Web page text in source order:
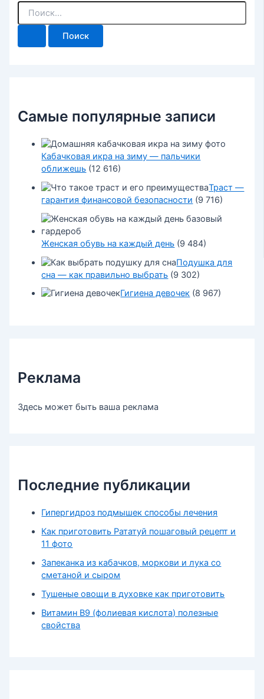
П
и
Самые популярные записи
Кабачковая икра на зиму — пальчики
оближешь (12 616)
Траст —
гарантия финансовой безопасности (9 716)
Женская обувь на каждый день (9 484)
Подушка для
сна — как правильно выбрать (9 302)
Гигиена девочек (8 967)
Реклама
Здесь может быть ваша реклама
Последние публикации
Гипергидроз подмышек способы лечения
Как приготовить Рататуй пошаговый рецепт и
11 фото
Запеканка из кабачков, моркови и лука со
сметаной и сыром
Тушеные овощи в духовке как приготовить
Витамин В9 (фолиевая кислота) полезные
свойства